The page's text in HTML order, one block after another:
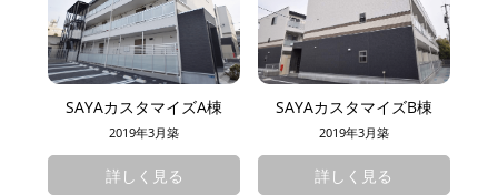
SAYAカスタマイズA棟
2019年3月築
詳しく見る
SAYAカスタマイズB棟
2019年3月築
詳しく見る